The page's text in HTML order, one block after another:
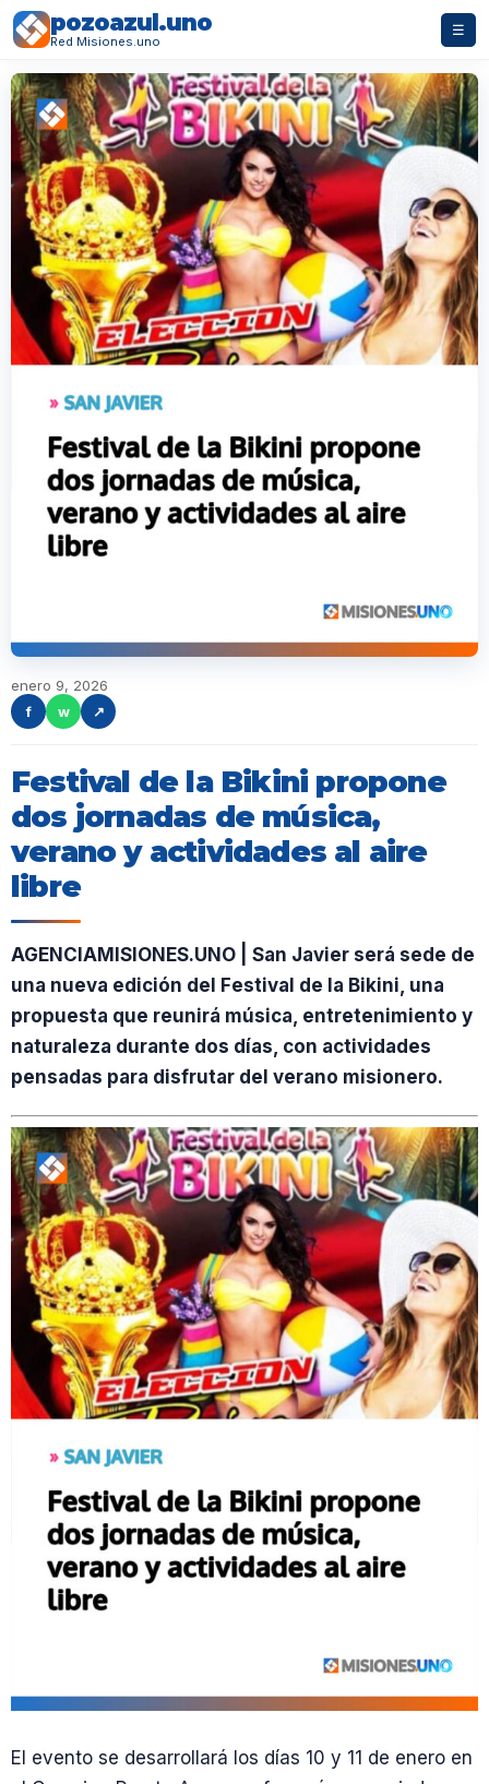
pozoazul.uno
Red Misiones.uno
☰
enero 9, 2026
f
w ↗
Festival de la Bikini propone
dos jornadas de música,
verano y actividades al aire
libre
AGENCIAMISIONES.UNO | San Javier será sede de
una nueva edición del Festival de la Bikini, una
propuesta que reunirá música, entretenimiento y
naturaleza durante dos días, con actividades
pensadas para disfrutar del verano misionero.
El evento se desarrollará los días 10 y 11 de enero en